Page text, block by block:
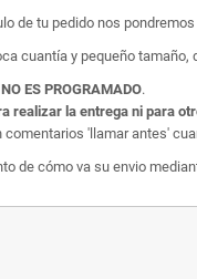
de tu pedido nos
cuantía y pequeño
NO ES PROGRAMADO.
realizar la entrega ni para
'llamar antes'
de cómo va su envio